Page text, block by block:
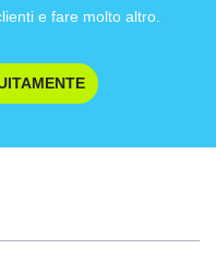
e fare molto altro.